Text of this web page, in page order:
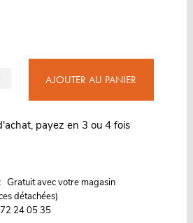
AJOUTER AU PANIER
payez en 3 ou 4 fois
Gratuit avec votre magasin
détachées)
24 05 35